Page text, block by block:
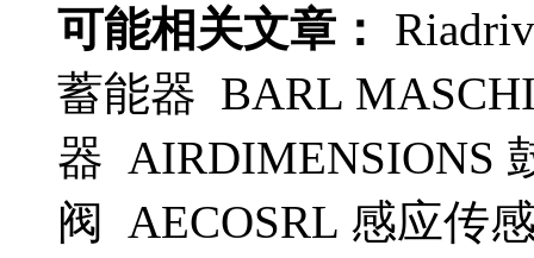
可能相关文章：
蓄能器 BARL
器 AIRDIMENSIONS
阀 AECOSRL 感应传